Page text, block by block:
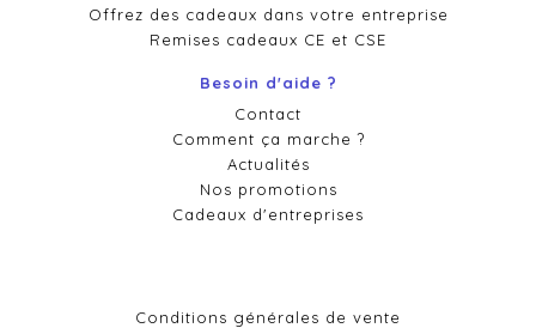
Offrez des cadeaux dans votre entreprise
Remises cadeaux CE et CSE
Besoin d'aide ?
Contact
Comment ça marche ?
Actualités
Nos promotions
Cadeaux d'entreprises
Conditions générales de vente